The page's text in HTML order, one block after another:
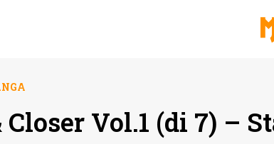
Closer Vol.1 (di 7) –